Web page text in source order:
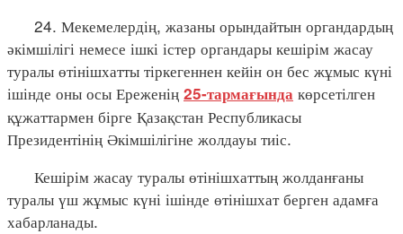
24. Мекемелердің, жазаны орындайтын органдардың
әкімшілігі немесе ішкі істер органдары кешірім жасау
туралы өтінішхатты тіркегеннен кейін он бес жұмыс күні
ішінде оны осы Ереженің 25-тармағында көрсетілген
құжаттармен бірге Қазақстан Республикасы
Президентінің Әкімшілігіне жолдауы тиіс.
Кешірім жасау туралы өтінішхаттың жолданғаны
туралы үш жұмыс күні ішінде өтінішхат берген адамға
хабарланады.